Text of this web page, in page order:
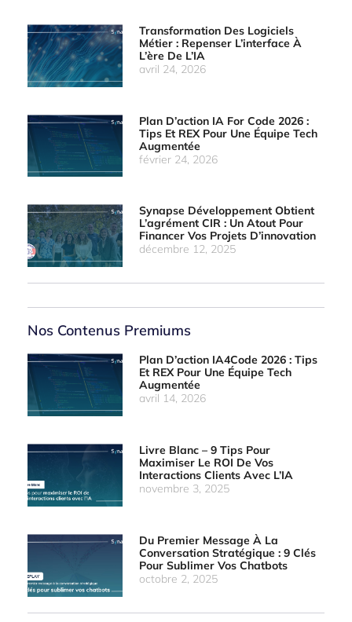
Transformation Des Logiciels
Métier : Repenser L’interface À
L’ère De L’IA
avril 24, 2026
Plan D’action IA For Code 2026 :
Tips Et REX Pour Une Équipe Tech
Augmentée
février 24, 2026
Synapse Développement Obtient
L’agrément CIR : Un Atout Pour
Financer Vos Projets D’innovation
décembre 12, 2025
Nos Contenus Premiums
Plan D’action IA4Code 2026 : Tips
Et REX Pour Une Équipe Tech
Augmentée
avril 14, 2026
Livre Blanc – 9 Tips Pour
Maximiser Le ROI De Vos
Interactions Clients Avec L’IA
novembre 3, 2025
Du Premier Message À La
Conversation Stratégique : 9 Clés
Pour Sublimer Vos Chatbots
octobre 2, 2025